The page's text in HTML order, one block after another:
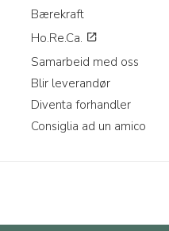
Bærekraft
Ho.Re.Ca.
Samarbeid med oss
Blir leverandør
Diventa forhandler
Consiglia ad un amico